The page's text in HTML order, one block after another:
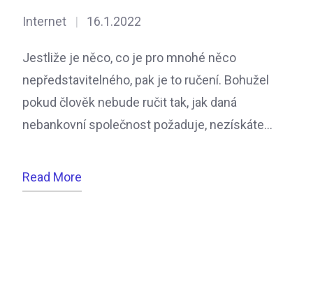
Internet | 16.1.2022
Jestliže je něco, co je pro mnohé něco
nepředstavitelného, pak je to ručení. Bohužel
pokud člověk nebude ručit tak, jak daná
nebankovní společnost požaduje, nezískáte…
Read More